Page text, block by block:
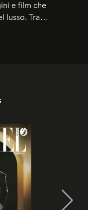
e film che
lusso. Tra
le maison